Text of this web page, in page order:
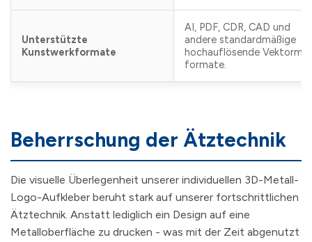
Unterstützte
Kunstwerkformate
AI, PDF, CDR, CAD und
andere standardmäßige
hochauflösende Vektorm
formate.
Beherrschung der Ätztechnik
Die visuelle Überlegenheit unserer individuellen 3D-Metall-
Logo-Aufkleber beruht stark auf unserer fortschrittlichen
Ätztechnik. Anstatt lediglich ein Design auf eine
Metalloberfläche zu drucken - was mit der Zeit abgenutzt